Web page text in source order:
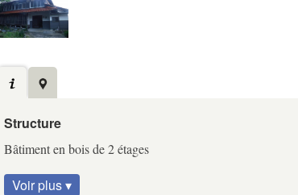
Structure
Bâtiment en bois de 2 étages
Voir plus ▾